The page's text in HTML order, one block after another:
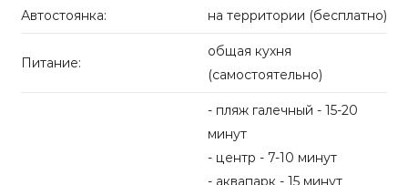
Автостоянка: на территории (бесплатно)
Питание:
общая кухня
(самостоятельно)
- пляж галечный - 15-20
минут
- центр - 7-10 минут
- аквапарк - 15 минут